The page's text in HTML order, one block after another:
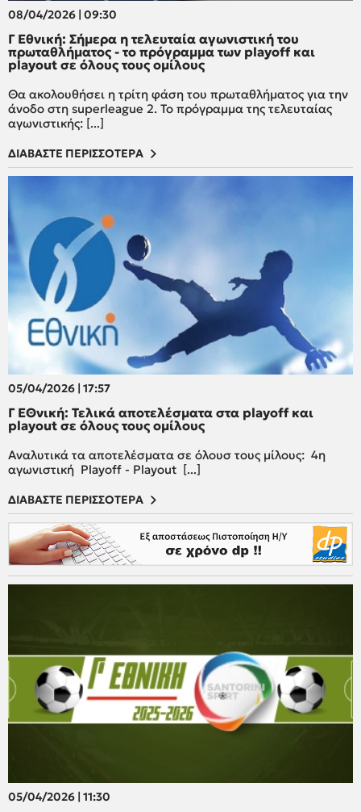
08/04/2026 | 09:30
Γ Εθνική: Σήμερα η τελευταία αγωνιστική του
πρωταθλήματος - το πρόγραμμα των playoff και
playout σε όλους τους ομίλους
Θα ακολουθήσει η τρίτη φάση του πρωταθλήματος για την
άνοδο στη superleague 2. Το πρόγραμμα της τελευταίας
αγωνιστικής: [...]
ΔΙΑΒΑΣΤΕ ΠΕΡΙΣΣΟΤΕΡΑ
05/04/2026 | 17:57
Γ ΕΘνική: Τελικά αποτελέσματα στα playoff και
playout σε όλους τους ομίλους
Αναλυτικά τα αποτελέσματα σε όλουσ τους μίλους: 4η
αγωνιστική Playoff - Playout [...]
ΔΙΑΒΑΣΤΕ ΠΕΡΙΣΣΟΤΕΡΑ
05/04/2026 | 11:30